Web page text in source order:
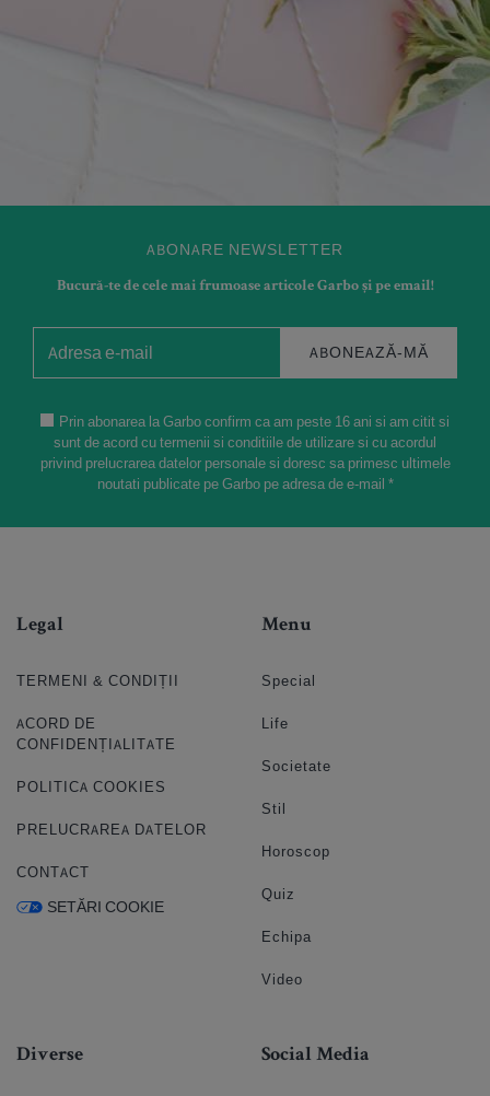
ABONARE NEWSLETTER
Bucură-te de cele mai frumoase articole Garbo și pe email!
ABONEAZĂ-MĂ
Prin abonarea la Garbo confirm ca am peste 16 ani si am citit si
sunt de acord cu termenii si conditiile de utilizare si cu acordul
privind prelucrarea datelor personale si doresc sa primesc ultimele
noutati publicate pe Garbo pe adresa de e-mail *
Legal
TERMENI & CONDIȚII
ACORD DE
CONFIDENȚIALITATE
POLITICA COOKIES
PRELUCRAREA DATELOR
CONTACT
SETĂRI COOKIE
Menu
Special
Life
Societate
Stil
Horoscop
Quiz
Echipa
Video
Diverse Social Media